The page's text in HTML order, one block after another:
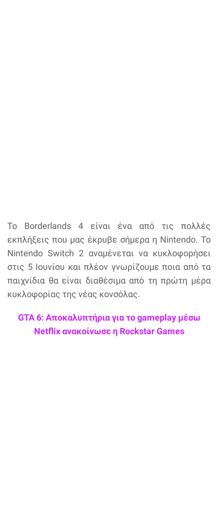
To Borderlands 4 είναι ένα από τις πολλές
εκπλήξεις που μας έκρυβε σήμερα η Nintendo. Το
Nintendo Switch 2 αναμένεται να κυκλοφορήσει
στις 5 Ιουνίου και πλέον γνωρίζουμε ποια από τα
παιχνίδια θα είναι διαθέσιμα από τη πρώτη μέρα
κυκλοφορίας της νέας κονσόλας.
GTA 6: Αποκαλυπτήρια για το gameplay μέσω
Netflix ανακοίνωσε η Rockstar Games